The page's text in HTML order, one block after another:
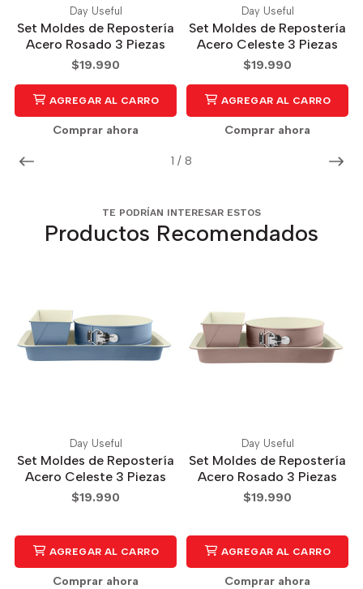
1 / 8
Day Useful
Set Moldes de Repostería
Acero Rosado 3 Piezas
$19.990
AGREGAR AL CARRO
Comprar ahora
Day Useful
Set Moldes de Repostería
Acero Celeste 3 Piezas
$19.990
AGREGAR AL CARRO
Comprar ahora
TE PODRÍAN INTERESAR ESTOS
Productos Recomendados
Day Useful
Set Moldes de Repostería
Acero Celeste 3 Piezas
$19.990
AGREGAR AL CARRO
Comprar ahora
Day Useful
Set Moldes de Repostería
Acero Rosado 3 Piezas
$19.990
AGREGAR AL CARRO
Comprar ahora